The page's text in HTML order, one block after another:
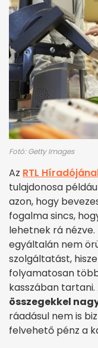
Fotó: Getty Images
Az RTL
tulajdonosa
azon, hogy
fogalma sincs,
lehetnek rá
egyáltalán nem
szolgáltatást,
folyamatosan
kasszában
összegekkel
ráadásul nem is
felvehető pénz a